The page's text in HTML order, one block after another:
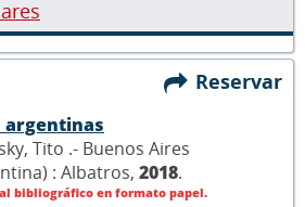
Reservar
argentinas
Tito .- Buenos Aires
: Albatros, 2018.
bibliográfico en formato papel.